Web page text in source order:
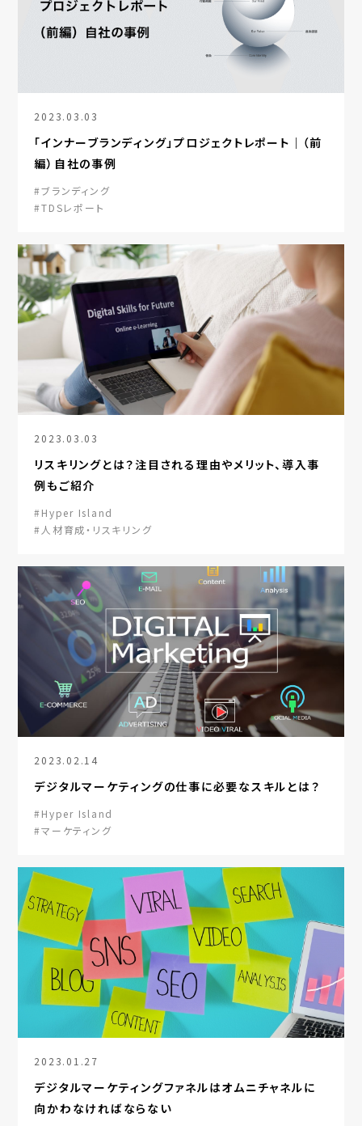
2023.03.03
「インナーブランディング」プロジェクトレポート｜（前
編）自社の事例
#ブランディング
#TDSレポート
2023.03.03
リスキリングとは？注目される理由やメリット、導入事
例もご紹介
#Hyper Island
#人材育成・リスキリング
2023.02.14
デジタルマーケティングの仕事に必要なスキルとは？
#Hyper Island
#マーケティング
2023.01.27
デジタルマーケティングファネルはオムニチャネルに
向かわなければならない